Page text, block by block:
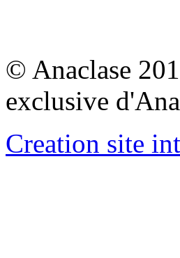
© Anaclase
exclusive
Creation site